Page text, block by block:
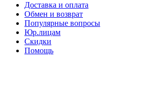
Доставка и оплата
Обмен и возврат
Популярные вопросы
Юр.лицам
Скидки
Помощь